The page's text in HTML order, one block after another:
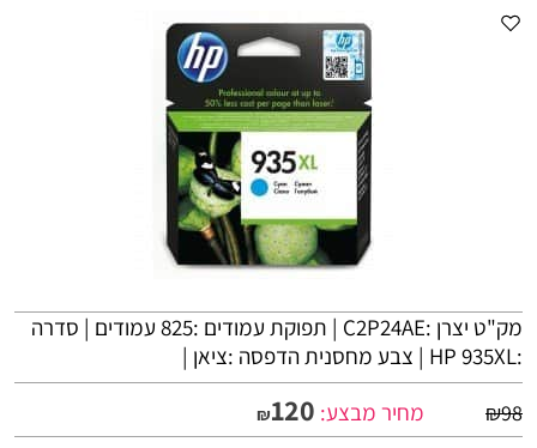
מק"ט יצרן :C2P24AE | תפוקת עמודים :825 עמודים | סדרה
:HP 935XL | צבע מחסנית הדפסה :ציאן |
₪98 מחיר מבצע: ₪120